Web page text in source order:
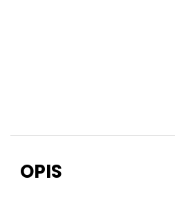
OPIS